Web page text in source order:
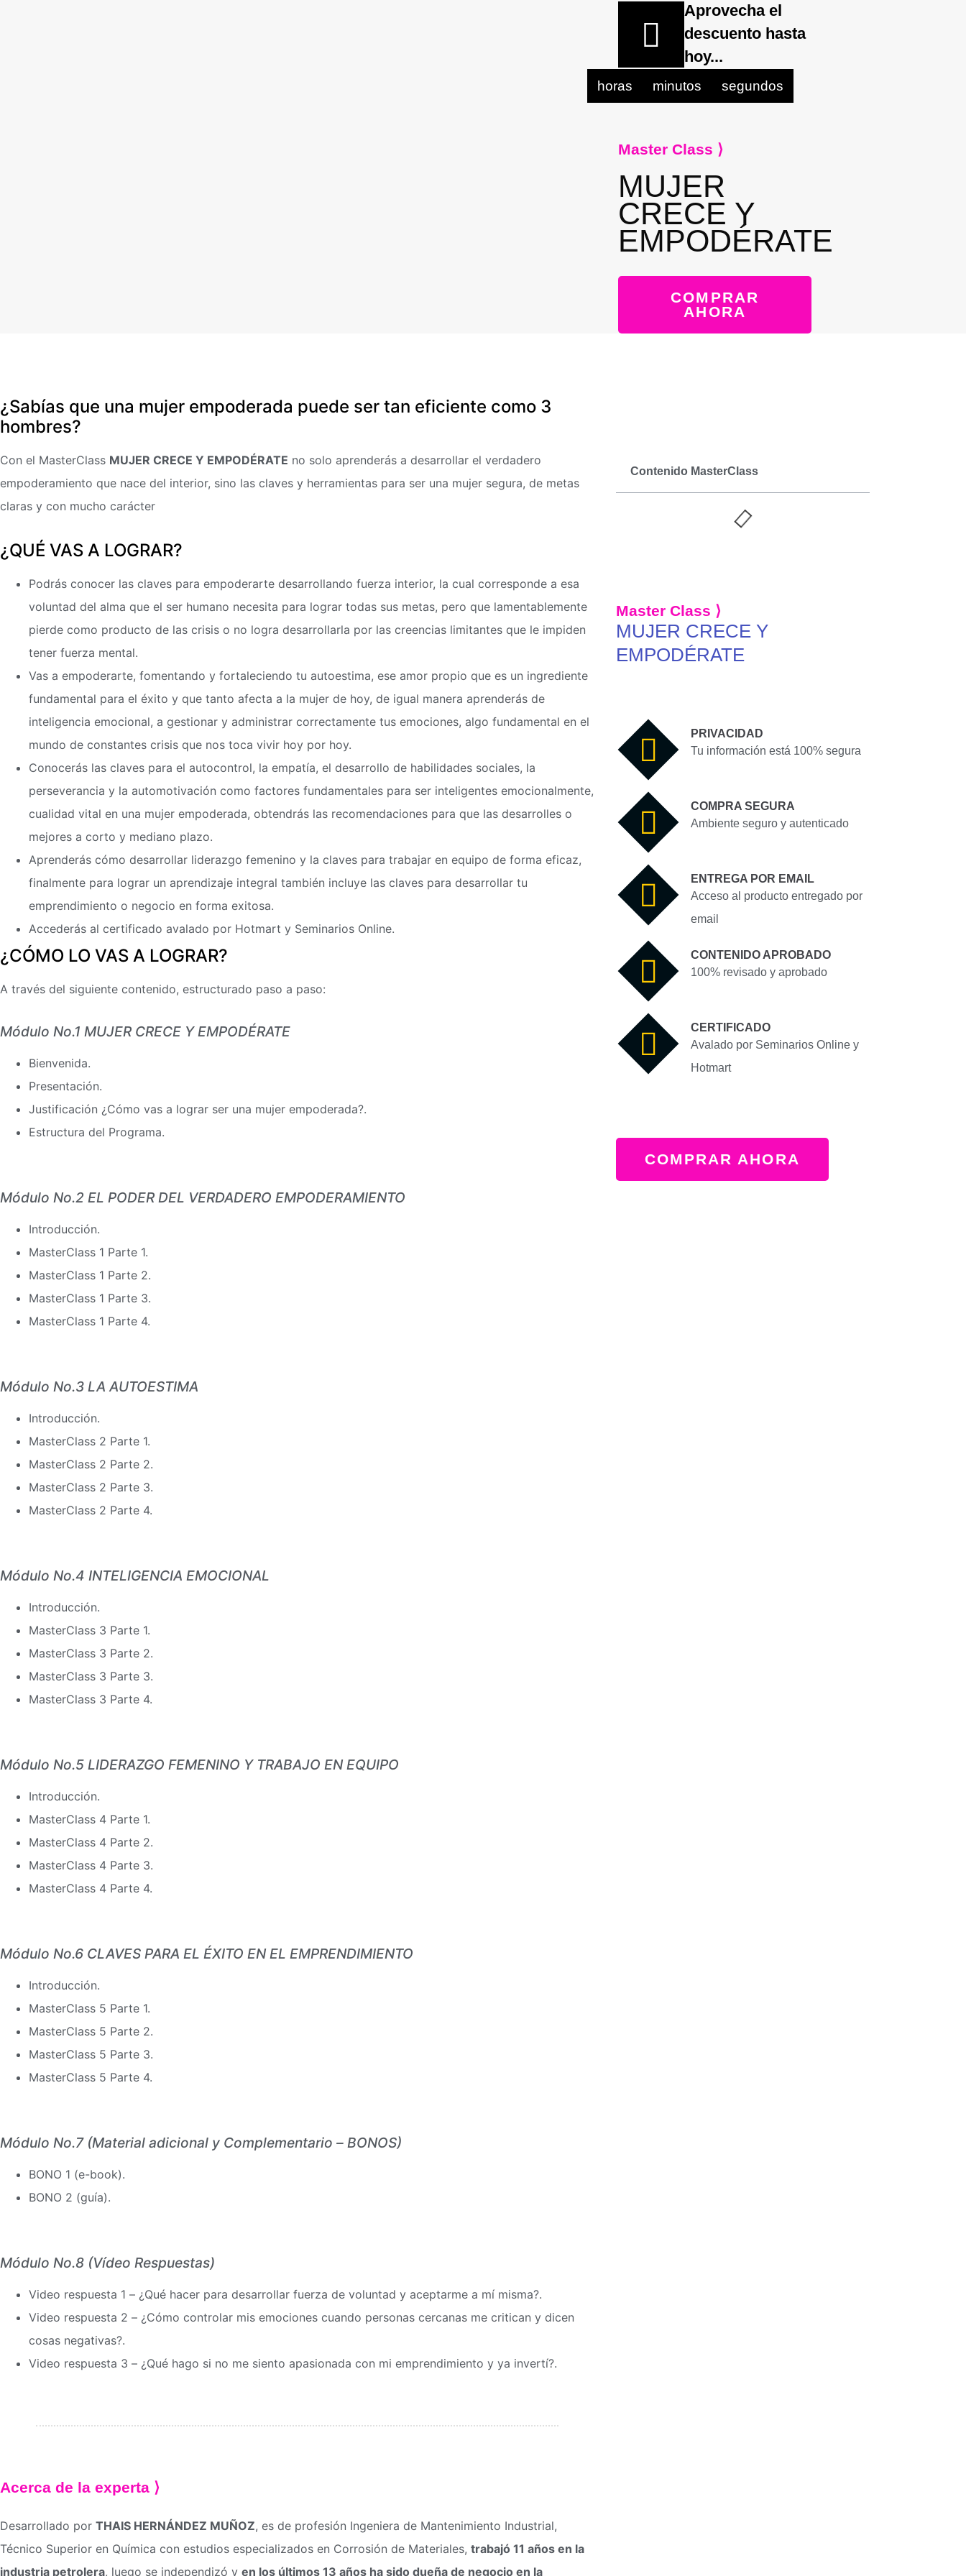
Aprovecha el
descuento hasta
hoy...
horas minutos segundos
Master Class ⟩
MUJER
CRECE Y
EMPODÉRATE
COMPRAR
AHORA
¿Sabías que una mujer empoderada puede ser tan eficiente como 3
hombres?
Con el MasterClass MUJER CRECE Y EMPODÉRATE no solo aprenderás a desarrollar el verdadero
empoderamiento que nace del interior, sino las claves y herramientas para ser una mujer segura, de metas
claras y con mucho carácter
¿QUÉ VAS A LOGRAR?
Podrás conocer las claves para empoderarte desarrollando fuerza interior, la cual corresponde a esa
voluntad del alma que el ser humano necesita para lograr todas sus metas, pero que lamentablemente
pierde como producto de las crisis o no logra desarrollarla por las creencias limitantes que le impiden
tener fuerza mental.
Vas a empoderarte, fomentando y fortaleciendo tu autoestima, ese amor propio que es un ingrediente
fundamental para el éxito y que tanto afecta a la mujer de hoy, de igual manera aprenderás de
inteligencia emocional, a gestionar y administrar correctamente tus emociones, algo fundamental en el
mundo de constantes crisis que nos toca vivir hoy por hoy.
Conocerás las claves para el autocontrol, la empatía, el desarrollo de habilidades sociales, la
perseverancia y la automotivación como factores fundamentales para ser inteligentes emocionalmente,
cualidad vital en una mujer empoderada, obtendrás las recomendaciones para que las desarrolles o
mejores a corto y mediano plazo.
Aprenderás cómo desarrollar liderazgo femenino y la claves para trabajar en equipo de forma eficaz,
finalmente para lograr un aprendizaje integral también incluye las claves para desarrollar tu
emprendimiento o negocio en forma exitosa.
Accederás al certificado avalado por Hotmart y Seminarios Online.
¿CÓMO LO VAS A LOGRAR?
A través del siguiente contenido, estructurado paso a paso:
Módulo No.1 MUJER CRECE Y EMPODÉRATE
Bienvenida.
Presentación.
Justificación ¿Cómo vas a lograr ser una mujer empoderada?.
Estructura del Programa.
Módulo No.2 EL PODER DEL VERDADERO EMPODERAMIENTO
Introducción.
MasterClass 1 Parte 1.
MasterClass 1 Parte 2.
MasterClass 1 Parte 3.
MasterClass 1 Parte 4.
Módulo No.3 LA AUTOESTIMA
Introducción.
MasterClass 2 Parte 1.
MasterClass 2 Parte 2.
MasterClass 2 Parte 3.
MasterClass 2 Parte 4.
Módulo No.4 INTELIGENCIA EMOCIONAL
Introducción.
MasterClass 3 Parte 1.
MasterClass 3 Parte 2.
MasterClass 3 Parte 3.
MasterClass 3 Parte 4.
Módulo No.5 LIDERAZGO FEMENINO Y TRABAJO EN EQUIPO
Introducción.
MasterClass 4 Parte 1.
MasterClass 4 Parte 2.
MasterClass 4 Parte 3.
MasterClass 4 Parte 4.
Módulo No.6 CLAVES PARA EL ÉXITO EN EL EMPRENDIMIENTO
Introducción.
MasterClass 5 Parte 1.
MasterClass 5 Parte 2.
MasterClass 5 Parte 3.
MasterClass 5 Parte 4.
Módulo No.7 (Material adicional y Complementario – BONOS)
BONO 1 (e-book).
BONO 2 (guía).
Módulo No.8 (Vídeo Respuestas)
Video respuesta 1 – ¿Qué hacer para desarrollar fuerza de voluntad y aceptarme a mí misma?.
Video respuesta 2 – ¿Cómo controlar mis emociones cuando personas cercanas me critican y dicen
cosas negativas?.
Video respuesta 3 – ¿Qué hago si no me siento apasionada con mi emprendimiento y ya invertí?.
Acerca de la experta ⟩
Desarrollado por THAIS HERNÁNDEZ MUÑOZ, es de profesión Ingeniera de Mantenimiento Industrial,
Técnico Superior en Química con estudios especializados en Corrosión de Materiales, trabajó 11 años en la
industria petrolera, luego se independizó y en los últimos 13 años ha sido dueña de negocio en la
Contenido MasterClass
Master Class ⟩
MUJER CRECE Y
EMPODÉRATE
PRIVACIDAD
Tu información está 100% segura
COMPRA SEGURA
Ambiente seguro y autenticado
ENTREGA POR EMAIL
Acceso al producto entregado por
email
CONTENIDO APROBADO
100% revisado y aprobado
CERTIFICADO
Avalado por Seminarios Online y
Hotmart
COMPRAR AHORA